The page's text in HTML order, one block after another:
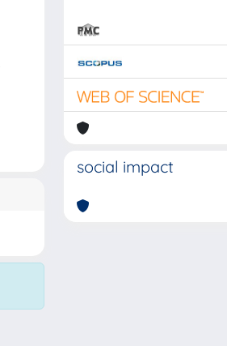
social impact